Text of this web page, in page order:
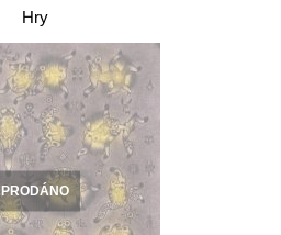
Hry
PRODÁNO